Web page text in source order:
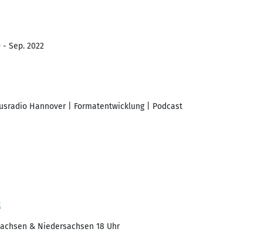
- Sep. 2022
Hannover | Formatentwicklung | Podcast
& Niedersachsen 18 Uhr